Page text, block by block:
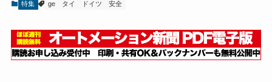
特集 ge タイ ドイツ 安全